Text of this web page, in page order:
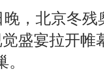
晚，北京冬
盛宴拉开帷